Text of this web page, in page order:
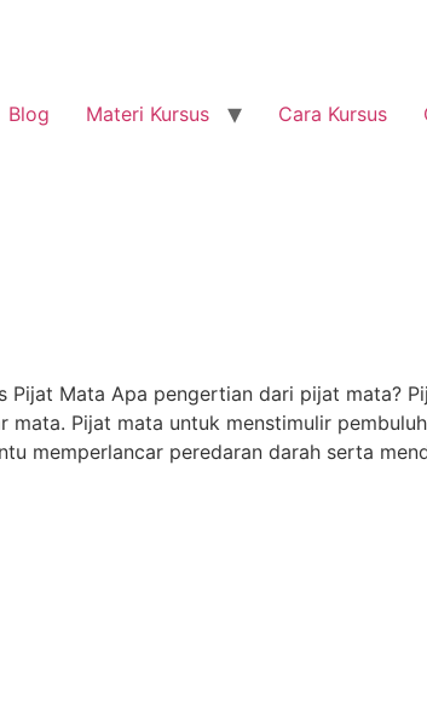
Blog Materi Kursus Cara Kursus
Pijat Mata Apa pengertian dari pijat mata?
Pijat mata untuk menstimulir
memperlancar peredaran darah serta